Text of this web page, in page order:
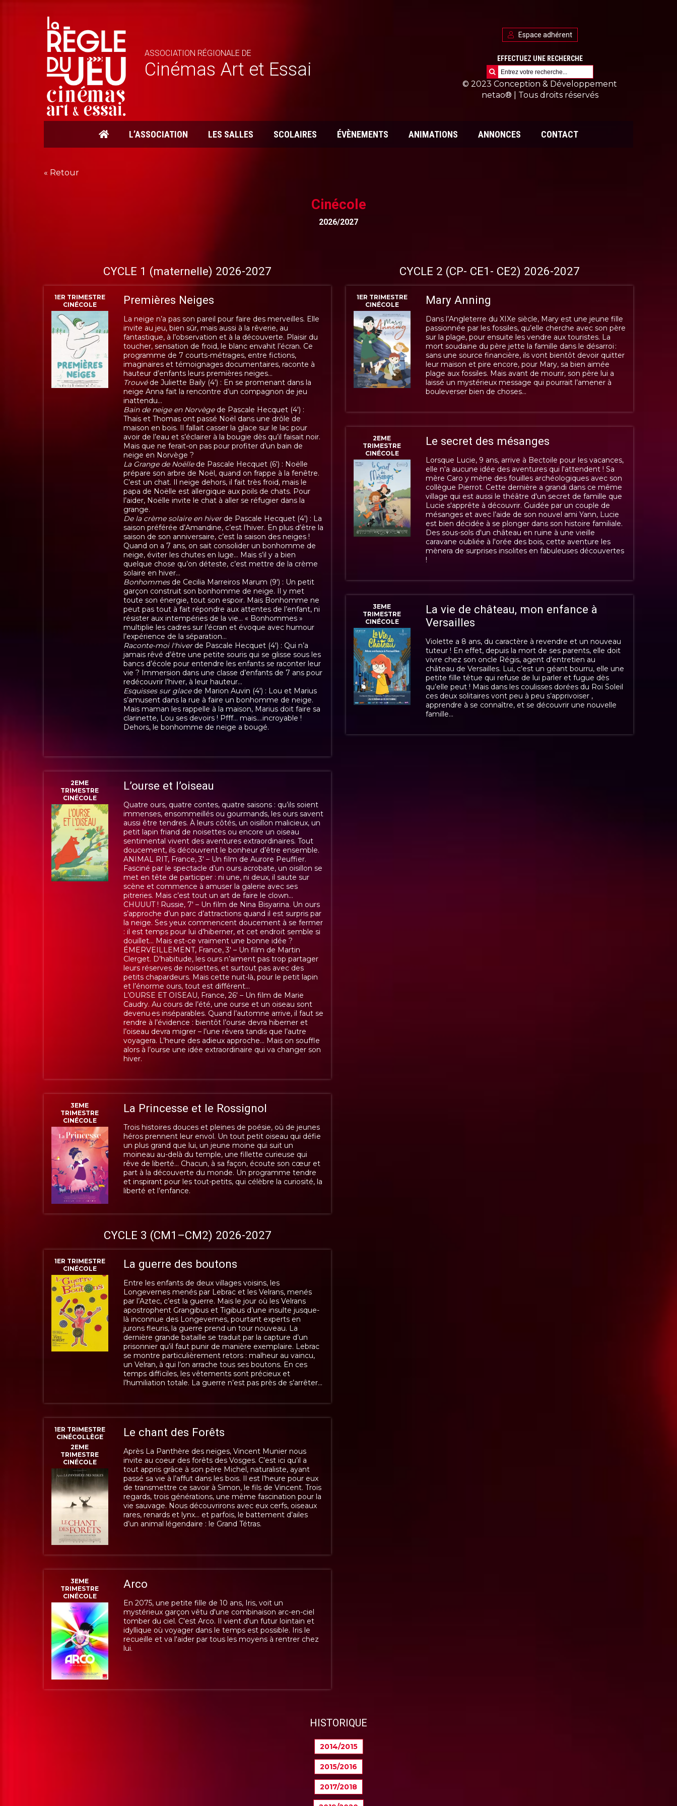
ASSOCIATION RÉGIONALE DE
Cinémas Art et Essai
Espace adhérent
EFFECTUEZ UNE RECHERCHE
SEARCH
FOR:
© 2023 Conception & Développement
netao® | Tous droits réservés
L’ASSOCIATION LES SALLES SCOLAIRES ÉVÈNEMENTS ANIMATIONS ANNONCES CONTACT
« Retour
Cinécole
2026/2027
CYCLE 1 (maternelle) 2026-2027
1ER TRIMESTRE
CINÉCOLE
Premières Neiges
La neige n’a pas son pareil pour faire des merveilles. Elle
invite au jeu, bien sûr, mais aussi à la rêverie, au
fantastique, à l’observation et à la découverte. Plaisir du
toucher, sensation de froid, le blanc envahit l’écran. Ce
programme de 7 courts-métrages, entre fictions,
imaginaires et témoignages documentaires, raconte à
hauteur d’enfants leurs premières neiges…
Trouvéde Juliette Baily (4') : En se promenant dans la
neige Anna fait la rencontre d’un compagnon de jeu
inattendu…
Bain de neige en Norvègede Pascale Hecquet (4') :
Thaïs et Thomas ont passé Noël dans une drôle de
maison en bois. Il fallait casser la glace sur le lac pour
avoir de l’eau et s’éclairer à la bougie dès qu’il faisait noir.
Mais que ne ferait-on pas pour profiter d’un bain de
neige en Norvège ?
La Grange de Noëllede Pascale Hecquet (6') : Noëlle
prépare son arbre de Noël, quand on frappe à la fenêtre.
C’est un chat. Il neige dehors, il fait très froid, mais le
papa de Noëlle est allergique aux poils de chats. Pour
l’aider, Noëlle invite le chat à aller se réfugier dans la
grange.
De la crème solaire en hiverde Pascale Hecquet (4') : La
saison préférée d’Amandine, c’est l’hiver. En plus d’être la
saison de son anniversaire, c’est la saison des neiges !
Quand on a 7 ans, on sait consolider un bonhomme de
neige, éviter les chutes en luge… Mais s’il y a bien
quelque chose qu’on déteste, c’est mettre de la crème
solaire en hiver…
Bonhommesde Cecilia Marreiros Marum (9') : Un petit
garçon construit son bonhomme de neige. Il y met
toute son énergie, tout son espoir. Mais Bonhomme ne
peut pas tout à fait répondre aux attentes de l’enfant, ni
résister aux intempéries de la vie… « Bonhommes »
multiplie les cadres sur l’écran et évoque avec humour
l’expérience de la séparation…
Raconte-moi l'hiverde Pascale Hecquet (4') : Qui n’a
jamais rêvé d’être une petite souris qui se glisse sous les
bancs d’école pour entendre les enfants se raconter leur
vie ? Immersion dans une classe d’enfants de 7 ans pour
redécouvrir l’hiver, à leur hauteur…
Esquisses sur glacede Marion Auvin (4') : Lou et Marius
s’amusent dans la rue à faire un bonhomme de neige.
Mais maman les rappelle à la maison, Marius doit faire sa
clarinette, Lou ses devoirs ! Pfff… mais….incroyable !
Dehors, le bonhomme de neige a bougé.
2EME
TRIMESTRE
CINÉCOLE
L’ourse et l’oiseau
Quatre ours, quatre contes, quatre saisons : qu’ils soient
immenses, ensommeillés ou gourmands, les ours savent
aussi être tendres. À leurs côtés, un oisillon malicieux, un
petit lapin friand de noisettes ou encore un oiseau
sentimental vivent des aventures extraordinaires. Tout
doucement, ils découvrent le bonheur d’être ensemble.
ANIMAL RIT, France, 3′ – Un film de Aurore Peuffier.
Fasciné par le spectacle d’un ours acrobate, un oisillon se
met en tête de participer : ni une, ni deux, il saute sur
scène et commence à amuser la galerie avec ses
pitreries. Mais c’est tout un art de faire le clown…
CHUUUT ! Russie, 7′ – Un film de Nina Bisyarina. Un ours
s’approche d’un parc d’attractions quand il est surpris par
la neige. Ses yeux commencent doucement à se fermer
: il est temps pour lui d’hiberner, et cet endroit semble si
douillet… Mais est-ce vraiment une bonne idée ?
ÉMERVEILLEMENT, France, 3′ – Un film de Martin
Clerget. D’habitude, les ours n’aiment pas trop partager
leurs réserves de noisettes, et surtout pas avec des
petits chapardeurs. Mais cette nuit-là, pour le petit lapin
et l’énorme ours, tout est différent…
L’OURSE ET OISEAU, France, 26′ – Un film de Marie
Caudry. Au cours de l’été, une ourse et un oiseau sont
devenu·es inséparables. Quand l’automne arrive, il faut se
rendre à l’évidence : bientôt l’ourse devra hiberner et
l’oiseau devra migrer – l’une rêvera tandis que l’autre
voyagera. L’heure des adieux approche… Mais on souffle
alors à l’ourse une idée extraordinaire qui va changer son
hiver.
3EME
TRIMESTRE
CINÉCOLE
La Princesse et le Rossignol
Trois histoires douces et pleines de poésie, où de jeunes
héros prennent leur envol. Un tout petit oiseau qui défie
un plus grand que lui, un jeune moine qui suit un
moineau au-delà du temple, une fillette curieuse qui
rêve de liberté… Chacun, à sa façon, écoute son cœur et
part à la découverte du monde. Un programme tendre
et inspirant pour les tout-petits, qui célèbre la curiosité, la
liberté et l’enfance.
CYCLE 2 (CP- CE1- CE2) 2026-2027
1ER TRIMESTRE
CINÉCOLE
Mary Anning
Dans l’Angleterre du XIXe siècle, Mary est une jeune fille
passionnée par les fossiles, qu’elle cherche avec son père
sur la plage, pour ensuite les vendre aux touristes. La
mort soudaine du père jette la famille dans le désarroi :
sans une source financière, ils vont bientôt devoir quitter
leur maison et pire encore, pour Mary, sa bien aimée
plage aux fossiles. Mais avant de mourir, son père lui a
laissé un mystérieux message qui pourrait l’amener à
bouleverser bien de choses…
2EME
TRIMESTRE
CINÉCOLE
Le secret des mésanges
Lorsque Lucie, 9 ans, arrive à Bectoile pour les vacances,
elle n'a aucune idée des aventures qui l'attendent ! Sa
mère Caro y mène des fouilles archéologiques avec son
collègue Pierrot. Cette dernière a grandi dans ce même
village qui est aussi le théâtre d'un secret de famille que
Lucie s'apprête à découvrir. Guidée par un couple de
mésanges et avec l’aide de son nouvel ami Yann, Lucie
est bien décidée à se plonger dans son histoire familiale.
Des sous-sols d'un château en ruine à une vieille
caravane oubliée à l'orée des bois, cette aventure les
mènera de surprises insolites en fabuleuses découvertes
!
3EME
TRIMESTRE
CINÉCOLE
La vie de château, mon enfance à
Versailles
Violette a 8 ans, du caractère à revendre et un nouveau
tuteur ! En effet, depuis la mort de ses parents, elle doit
vivre chez son oncle Régis, agent d’entretien au
château de Versailles. Lui, c’est un géant bourru, elle une
petite fille têtue qui refuse de lui parler et fugue dès
qu’elle peut ! Mais dans les coulisses dorées du Roi Soleil
ces deux solitaires vont peu à peu s’apprivoiser ,
apprendre à se connaître, et se découvrir une nouvelle
famille...
CYCLE 3 (CM1–CM2) 2026-2027
1ER TRIMESTRE
CINÉCOLE
La guerre des boutons
Entre les enfants de deux villages voisins, les
Longevernes menés par Lebrac et les Velrans, menés
par l’Aztec, c’est la guerre. Mais le jour où les Velrans
apostrophent Grangibus et Tigibus d’une insulte jusque-
là inconnue des Longevernes, pourtant experts en
jurons fleuris, la guerre prend un tour nouveau. La
dernière grande bataille se traduit par la capture d’un
prisonnier qu’il faut punir de manière exemplaire. Lebrac
se montre particulièrement retors : malheur au vaincu,
un Velran, à qui l’on arrache tous ses boutons. En ces
temps difficiles, les vêtements sont précieux et
l’humiliation totale. La guerre n’est pas près de s’arrêter...
1ER TRIMESTRE
CINÉCOLLÈGE
2EME
TRIMESTRE
CINÉCOLE
Le chant des Forêts
Après La Panthère des neiges, Vincent Munier nous
invite au coeur des forêts des Vosges. C’est ici qu’il a
tout appris grâce à son père Michel, naturaliste, ayant
passé sa vie à l’affut dans les bois. Il est l’heure pour eux
de transmettre ce savoir à Simon, le fils de Vincent. Trois
regards, trois générations, une même fascination pour la
vie sauvage. Nous découvrirons avec eux cerfs, oiseaux
rares, renards et lynx… et parfois, le battement d’ailes
d’un animal légendaire : le Grand Tétras.
3EME
TRIMESTRE
CINÉCOLE
Arco
En 2075, une petite fille de 10 ans, Iris, voit un
mystérieux garçon vêtu d'une combinaison arc-en-ciel
tomber du ciel. C'est Arco. Il vient d'un futur lointain et
idyllique où voyager dans le temps est possible. Iris le
recueille et va l'aider par tous les moyens à rentrer chez
lui.
HISTORIQUE
2014/2015
2015/2016
2017/2018